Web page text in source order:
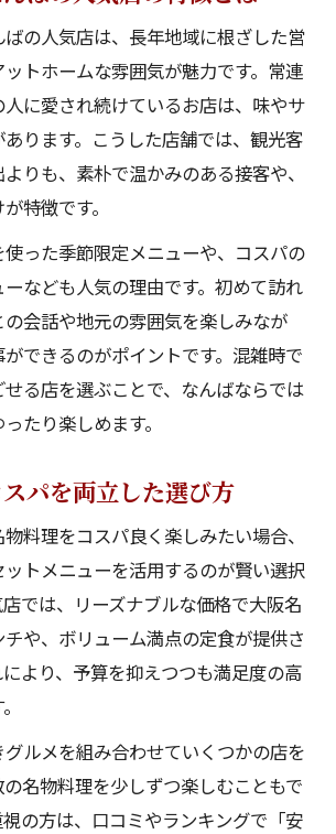
の人気店は、長年地域に根ざした営
トホームな雰囲気が魅力です。常連
に愛され続けているお店は、味やサ
ります。こうした店舗では、観光客
りも、素朴で温かみのある接客や、
特徴です。
使った季節限定メニューや、コスパの
なども人気の理由です。初めて訪れ
会話や地元の雰囲気を楽しみなが
できるのがポイントです。混雑時で
る店を選ぶことで、なんばならでは
たり楽しめます。
パを両立した選び方
料理をコスパ良く楽しみたい場合、
トメニューを活用するのが賢い選択
では、リーズナブルな価格で大阪名
や、ボリューム満点の定食が提供さ
より、予算を抑えつつも満足度の高
ルメを組み合わせていくつかの店を
名物料理を少しずつ楽しむこともで
の方は、口コミやランキングで「安